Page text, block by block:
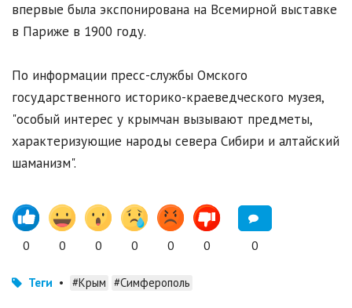
впервые была экспонирована на Всемирной выставке
в Париже в 1900 году.
По информации пресс-службы Омского
государственного историко-краеведческого музея,
"особый интерес у крымчан вызывают предметы,
характеризующие народы севера Сибири и алтайский
шаманизм".
0 0 0 0 0 0 0
Теги • #Крым #Симферополь